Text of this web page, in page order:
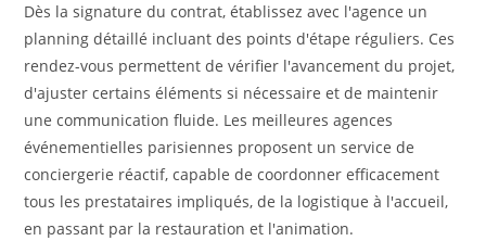
Dès la signature du contrat, établissez avec l'agence un
planning détaillé incluant des points d'étape réguliers. Ces
rendez-vous permettent de vérifier l'avancement du projet,
d'ajuster certains éléments si nécessaire et de maintenir
une communication fluide. Les meilleures agences
événementielles parisiennes proposent un service de
conciergerie réactif, capable de coordonner efficacement
tous les prestataires impliqués, de la logistique à l'accueil,
en passant par la restauration et l'animation.